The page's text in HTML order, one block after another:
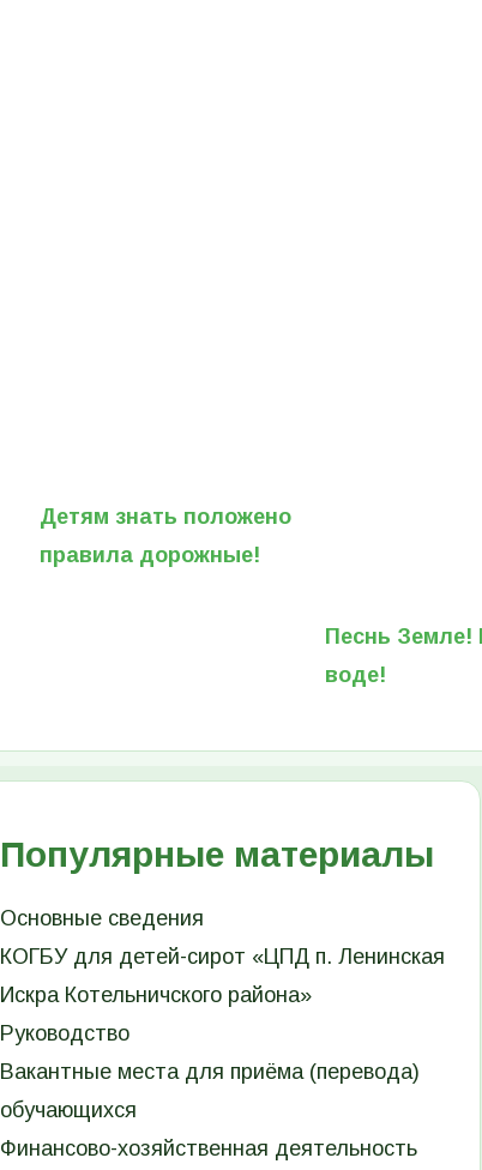
Детям знать положено
правила дорожные!
Песнь Земле!
воде!
Популярные материалы
Основные сведения
КОГБУ для детей-сирот «ЦПД п. Ленинская
Искра Котельничского района»
Руководство
Вакантные места для приёма (перевода)
обучающихся
Финансово-хозяйственная деятельность